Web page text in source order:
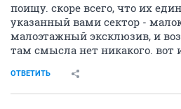
поищу. скоре всего, что их
указанный вами сектор -
малоэтажный эксклюзив, и
там смысла нет никакого. вот
ОТВЕТИТЬ